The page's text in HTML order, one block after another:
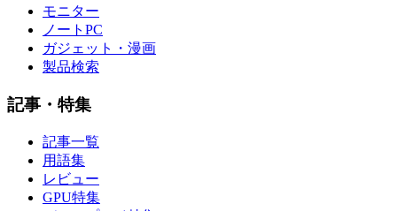
モニター
ノートPC
ガジェット・漫画
製品検索
記事・特集
記事一覧
用語集
レビュー
GPU特集